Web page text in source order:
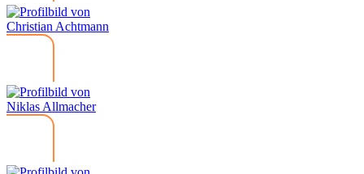
Christian Achtmann
Niklas Allmacher